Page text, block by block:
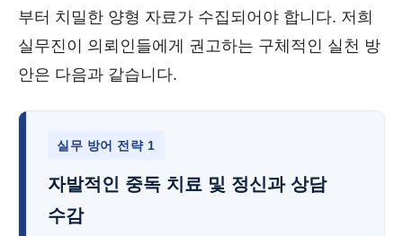
부터 치밀한 양형 자료가 수집되어야 합니다. 저희
실무진이 의뢰인들에게 권고하는 구체적인 실천 방
안은 다음과 같습니다.
실무 방어 전략 1
자발적인 중독 치료 및 정신과 상담
수감